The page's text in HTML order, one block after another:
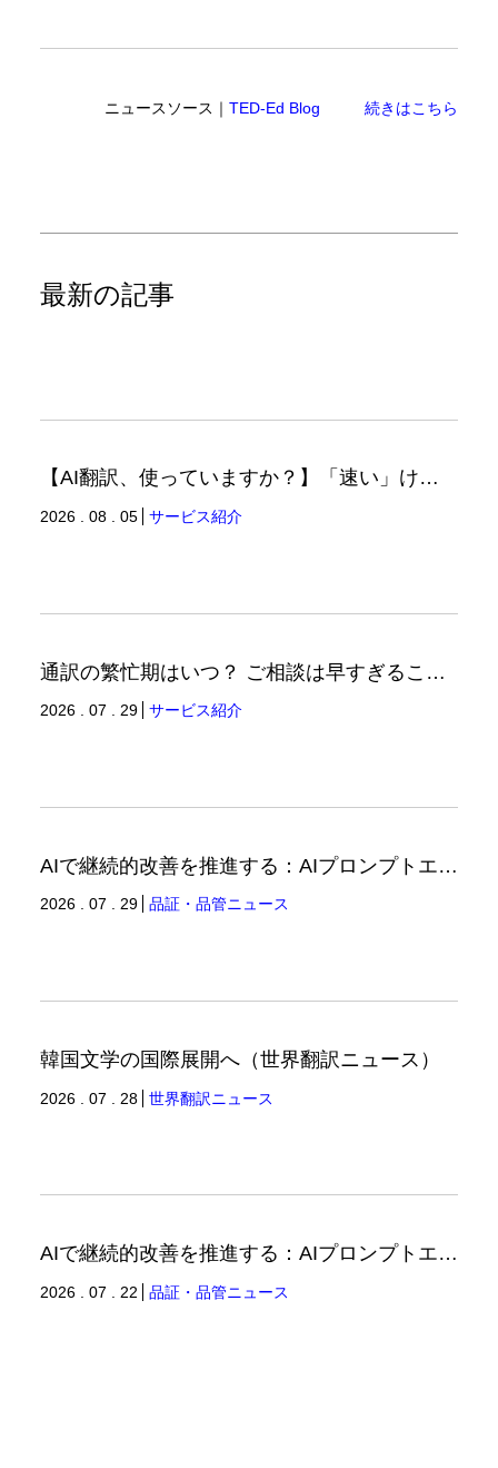
ニュースソース｜TED-Ed Blog 続きはこちら
最新の記事
【AI翻訳、使っていますか？】「速い」けど「正しい」は別の話（翻訳ブログ）
2026 . 08 . 05 サービス紹介
通訳の繁忙期はいつ？ ご相談は早すぎることはありません。（通訳ブログ）
2026 . 07 . 29 サービス紹介
AIで継続的改善を推進する：AIプロンプトエンジニアリングへの品質思考の適用-3（品証品管ニュース）
2026 . 07 . 29 品証・品管ニュース
韓国文学の国際展開へ（世界翻訳ニュース）
2026 . 07 . 28 世界翻訳ニュース
AIで継続的改善を推進する：AIプロンプトエンジニアリングへの品質思考の適用-2（品証品管ニュース）
2026 . 07 . 22 品証・品管ニュース